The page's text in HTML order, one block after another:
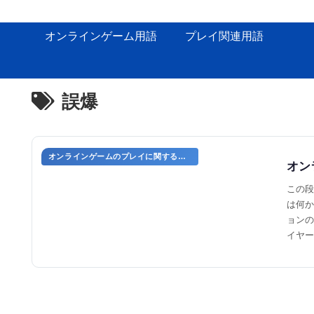
オンラインゲーム用語 プレイ関連用語
誤爆
オンラインゲームのプレイに関する用語
オン
この
は何
ョン
イヤ